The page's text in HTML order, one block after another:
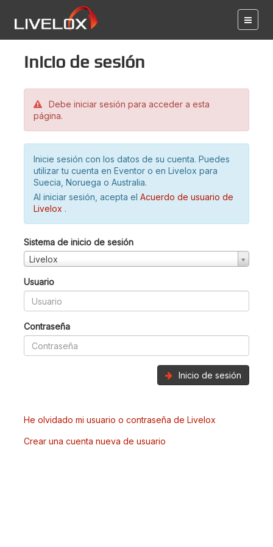
Inicio de sesión
Debe iniciar sesión para acceder a esta
página.
Inicie sesión con los datos de su cuenta. Puedes
utilizar tu cuenta en Eventor o en Livelox para
Suecia, Noruega o Australia.
Al iniciar sesión, acepta el Acuerdo de usuario de
Livelox .
Sistema de inicio de sesión
Livelox
Usuario
Contraseña
Inicio de sesión
He olvidado mi usuario o contraseña de Livelox
Crear una cuenta nueva de usuario